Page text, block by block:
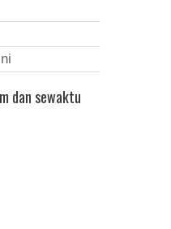
dan sewaktu